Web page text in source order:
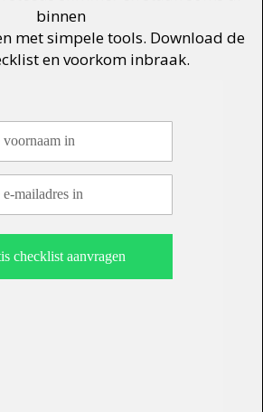
binnen
met simpele tools. Download de
en voorkom inbraak.
checklist aanvragen